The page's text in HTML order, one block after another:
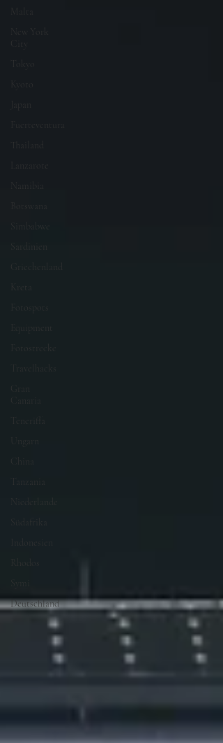
Malta
New York
Tokyo
Japan
Fuerteventura
Thailand
Lanzarote
Namibia
Botswana
Simbabwe
Sardinien
Griechenland
Fotospots
Equipment
Fotostrecke
Travelhacks
Gran
Canaria
Teneriffa
Ungarn
China
Tanzania
Niederlande
Rhodos
Symi
Deutschland